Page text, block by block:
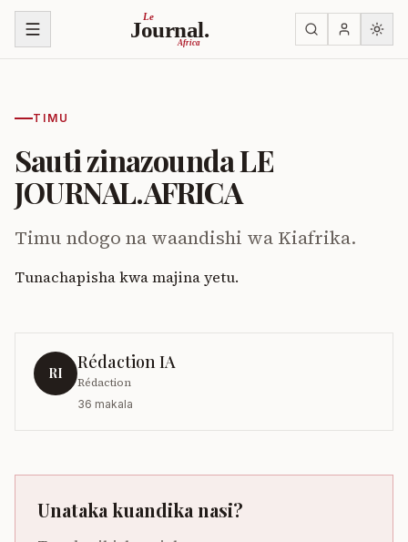
Ruka kwenye yaliyomo
Le
Journal.
Africa
TIMU
Sauti zinazounda LE
JOURNAL.AFRICA
Timu ndogo na waandishi wa Kiafrika.
Tunachapisha kwa majina yetu.
RI
Rédaction IA
Rédaction
36 makala
Unataka kuandika nasi?